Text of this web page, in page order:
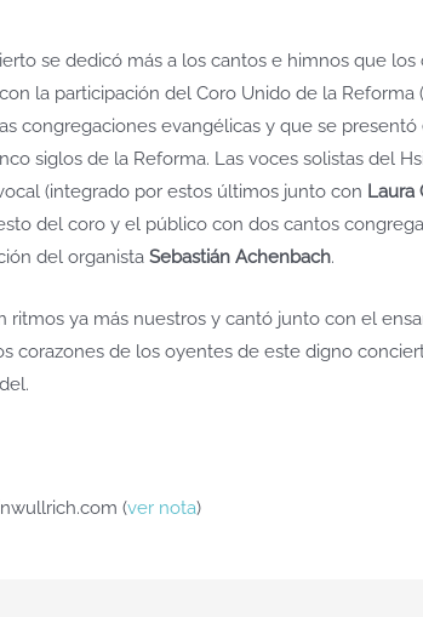
se dedicó más a los cantos e himnos que
la participación del Coro Unido de la Reforma
congregaciones evangélicas y que se
siglos de la Reforma. Las voces solistas del
(integrado por estos últimos junto con Laura
del coro y el público con dos cantos
del organista Sebastián Achenbach.
ritmos ya más nuestros y cantó junto con el
corazones de los oyentes de este digno
(ver nota)